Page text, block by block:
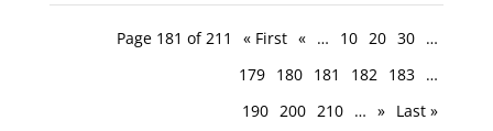
Page 181 of 211 « First « … 10 20 30 …
179 180 181 182 183 …
190 200 210 … » Last »